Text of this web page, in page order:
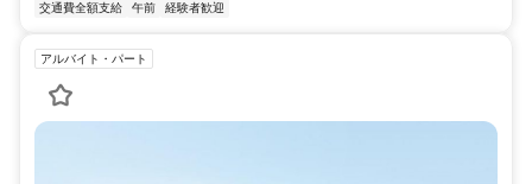
交通費全額支給
午前 経験者歓迎
アルバイト・パート